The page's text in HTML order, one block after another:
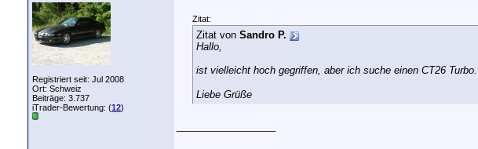
Registriert seit: Jul 2008
Ort: Schweiz
Beiträge: 3.737
iTrader-Bewertung: (12)
Zitat:
Zitat von Sandro P.
Hallo,
ist vielleicht hoch gegriffen, aber ich suche einen CT26
Liebe Grüße